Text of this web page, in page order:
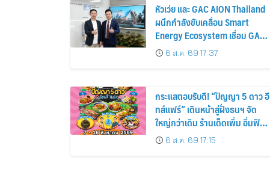
หัวเว่ย และ GAC AION Thailand
ผนึกกำลังขับเคลื่อน Smart
Energy Ecosystem เชื่อม GAC
GN8 PHEV รถยนต์ MPV ระดับ
พรีเมียม เข้ากับพลังงานแสง
6 ส.ค. 69 17:37
กระแสตอบรับดี! “ปัญญา 5 ดาว อี
ทส์แฟร์” เดินหน้าสู่ฝั่งธนฯ จัด
ใหญ่กว่าเดิม ร้านเด็ดเพิ่ม อิ่มฟิน
10 วันเต็ม!
6 ส.ค. 69 17:15